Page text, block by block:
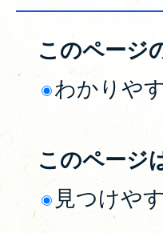
このページ
わかりや
このページ
見つけや